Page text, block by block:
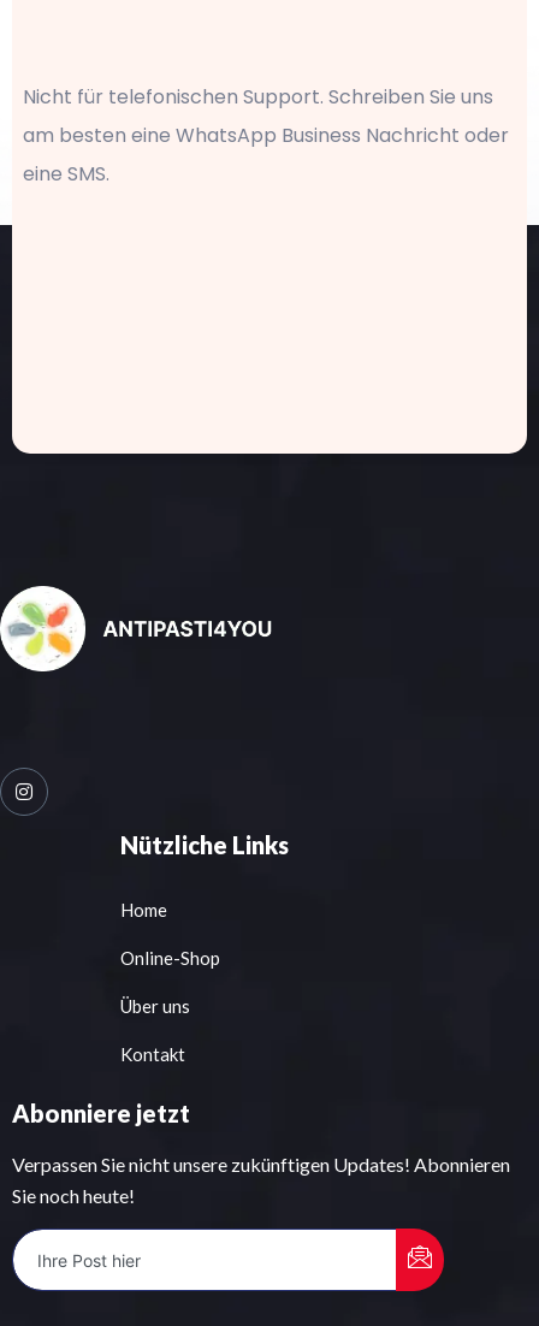
Nicht für telefonischen Support. Schreiben Sie uns
am besten eine WhatsApp Business Nachricht oder
eine SMS.
Nützliche Links
Home
Online-Shop
Über uns
Kontakt
Abonniere jetzt
Verpassen Sie nicht unsere zukünftigen Updates! Abonnieren
Sie noch heute!